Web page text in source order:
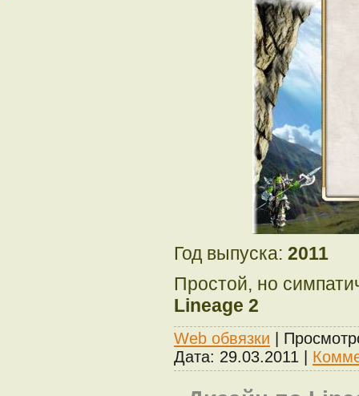
Год выпуска: 2011
Простой, но
Lineage 2
Web обвязки |
Дата: 29.03.2011